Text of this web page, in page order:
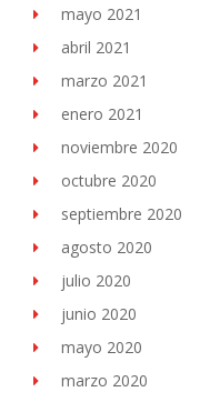
mayo 2021
abril 2021
marzo 2021
enero 2021
noviembre 2020
octubre 2020
septiembre 2020
agosto 2020
julio 2020
junio 2020
mayo 2020
marzo 2020